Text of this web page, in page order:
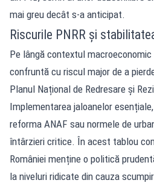
mai greu decât s-a anticipat.
Riscurile PNRR și
Pe lângă contextul
confruntă cu riscul major de a
Planul Național de Redresare și
Implementarea jaloanelor
reforma ANAF sau normele de
întârzieri critice. În acest tablou
României menține o politică
la niveluri ridicate din cauza